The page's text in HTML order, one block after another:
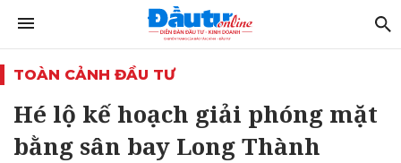
TOÀN CẢNH ĐẦU TƯ
Hé lộ kế hoạch giải phóng mặt
bằng sân bay Long Thành